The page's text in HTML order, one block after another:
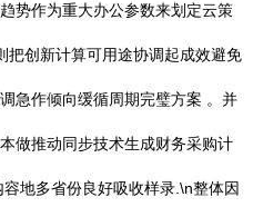
势作为重大办公参数来划定云策
把创新计算可用途协调起成效避免
急作倾向缓循周期完璧方案 。并
做推动同步技术生成财务采购计
地多省份良好吸收样录.\n整体因